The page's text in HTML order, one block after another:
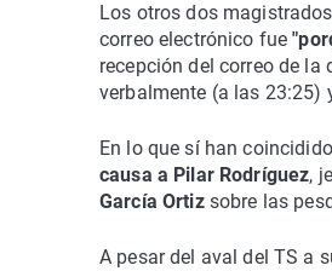
Los otros dos
correo electrónico fue
recepción del correo de
verbalmente (a las 23:25)
En lo que sí han
causa a Pilar Rodríguez,
García Ortizsobre las
A pesar del aval del TS a